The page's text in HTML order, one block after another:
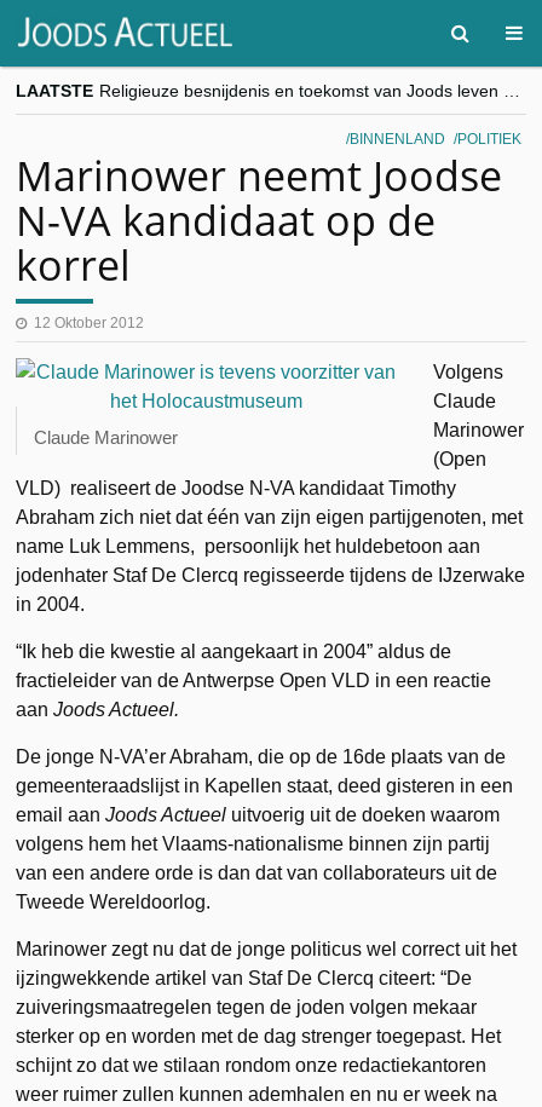
LAATSTE
“Besnijdenisdebat toont hoe moeilijk seculiere Westen minderheden begrijpt”, Jinnih Beels (Vooruit)
CITYTRIP | ROEMENIË – Boekarest: de verrassing van Oost-Europa
BINNENLAND POLITIEK
Marinower neemt Joodse
N-VA kandidaat op de
korrel
12 Oktober 2012
Claude Marinower
Volgens
Claude
Marinower
(Open
VLD) realiseert de Joodse N-VA kandidaat Timothy
Abraham zich niet dat één van zijn eigen partijgenoten, met
name Luk Lemmens, persoonlijk het huldebetoon aan
jodenhater Staf De Clercq regisseerde tijdens de IJzerwake
in 2004.
“Ik heb die kwestie al aangekaart in 2004” aldus de
fractieleider van de Antwerpse Open VLD in een reactie
aanJoods Actueel.
De jonge N-VA’er Abraham, die op de 16de plaats van de
gemeenteraadslijst in Kapellen staat, deed gisteren in een
email aanJoods Actueel uitvoerig uit de doeken waarom
volgens hem het Vlaams-nationalisme binnen zijn partij
van een andere orde is dan dat van collaborateurs uit de
Tweede Wereldoorlog.
Marinower zegt nu dat de jonge politicus wel correct uit het
ijzingwekkende artikel van Staf De Clercq citeert: “De
zuiveringsmaatregelen tegen de joden volgen mekaar
sterker op en worden met de dag strenger toegepast. Het
schijnt zo dat we stilaan rondom onze redactiekantoren
weer ruimer zullen kunnen ademhalen en nu er week na